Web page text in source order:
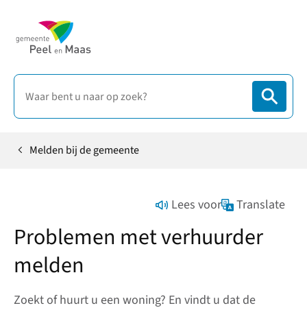
HomeMelden bij de gemeente
Lees voor Translate
Problemen met verhuurder
melden
Zoekt of huurt u een woning? En vindt u dat de